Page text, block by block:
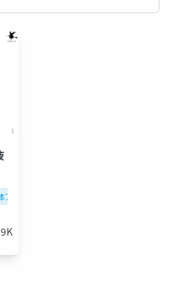
アニメーション